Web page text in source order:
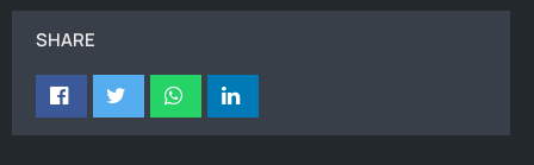
SHARE